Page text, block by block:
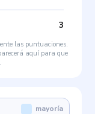
3
las puntuaciones.
aquí para que
mayoría